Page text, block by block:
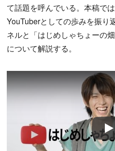
て話題を呼んでいる。本稿で
YouTuberとしての歩みを振り
ネルと「はじめしゃちょーの
について解説する。